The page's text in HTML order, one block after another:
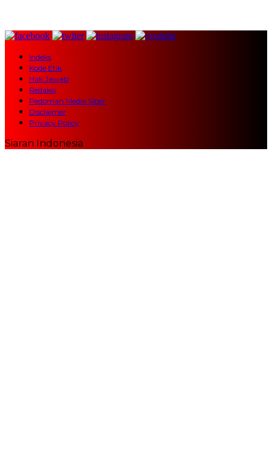
Indeks
Kode Etik
Hak Jawab
Redaksi
Pedoman Media Siber
Disclaimer
Privacy Policy
Siaran Indonesia